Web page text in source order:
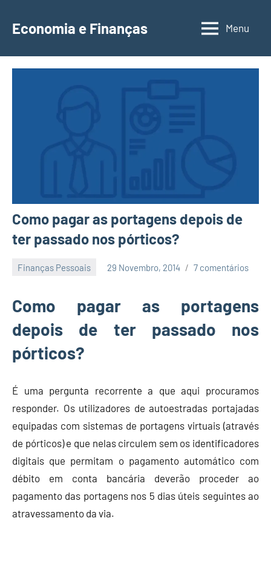
para
conteúdo
Economia e Finanças
Depósitos
Menu
Como pagar as portagens depois de
ter passado nos pórticos?
Finanças Pessoais 29 Novembro, 2014
Economia
Finanças
7 comentários
Como pagar as portagens
depois de ter passado nos
pórticos?
É uma pergunta recorrente a que aqui procuramos
responder. Os utilizadores de autoestradas portajadas
equipadas com sistemas de portagens virtuais (através
de pórticos) e que nelas circulem sem os identificadores
digitais que permitam o pagamento automático com
débito em conta bancária deverão proceder ao
pagamento das portagens nos 5 dias úteis seguintes ao
atravessamento da via.